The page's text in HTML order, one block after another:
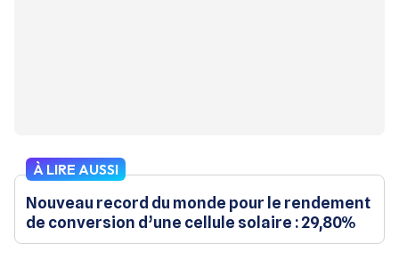
À LIRE AUSSI
Nouveau record du monde pour le rendement
de conversion d’une cellule solaire : 29,80%